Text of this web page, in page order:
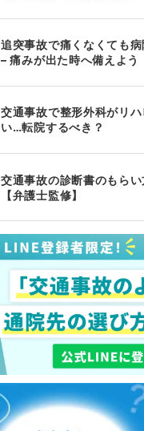
追突事故で痛くなくても
– 痛みが出た時へ備えよう
交通事故で整形外科がリ
い…転院するべき？
交通事故の診断書のもら
【弁護士監修】